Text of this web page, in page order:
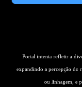
Portal intenta refletir a
expandindo a percepção do
ou linhagem, e